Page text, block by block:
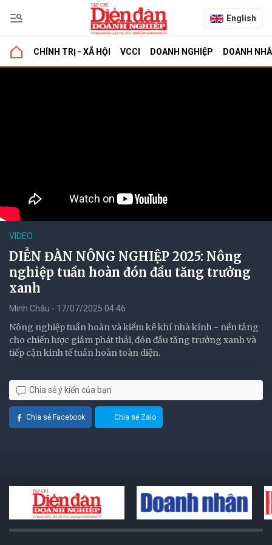
English
CHÍNH TRỊ - XÃ HỘI VCCI DOANH NGHIỆP DOANH
VIDEO
DIỄN ĐÀN NÔNG NGHIỆP 2025: Nông
nghiệp tuần hoàn đón đầu tăng trưởng
xanh
Minh Châu - 17/07/2025 04:46
Nông nghiệp tuần hoàn và kiểm kê khí nhà kính - nền tảng
cho chiến lược giảm phát thải, đón đầu tăng trưởng xanh và
tiếp cận kinh tế tuần hoàn toàn diện.
Chia sẻ ý kiến của bạn
Chia sẻ Facebook Chia sẻ Zalo